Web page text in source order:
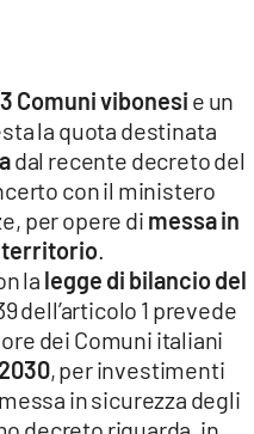
Comuni vibonesi e un
la quota destinata
dal recente decreto del
con il ministero
per opere di messa in
territorio
la legge di bilancio del
dell’articolo 1 prevede
dei Comuni italiani
, per investimenti
in sicurezza degli